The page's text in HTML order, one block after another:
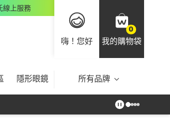
線上服務
嗨！您好
0
我的購物袋
隱形眼鏡 所有品牌